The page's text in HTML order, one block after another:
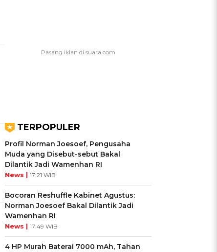
TERPOPULER
Profil Norman Joesoef, Pengusaha
Muda yang Disebut-sebut Bakal
Dilantik Jadi Wamenhan RI
News | 17:21 WIB
Bocoran Reshuffle Kabinet Agustus:
Norman Joesoef Bakal Dilantik Jadi
Wamenhan RI
News | 17:49 WIB
4 HP Murah Baterai 7000 mAh, Tahan